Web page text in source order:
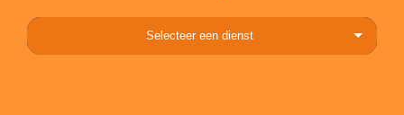
Selecteer een dienst